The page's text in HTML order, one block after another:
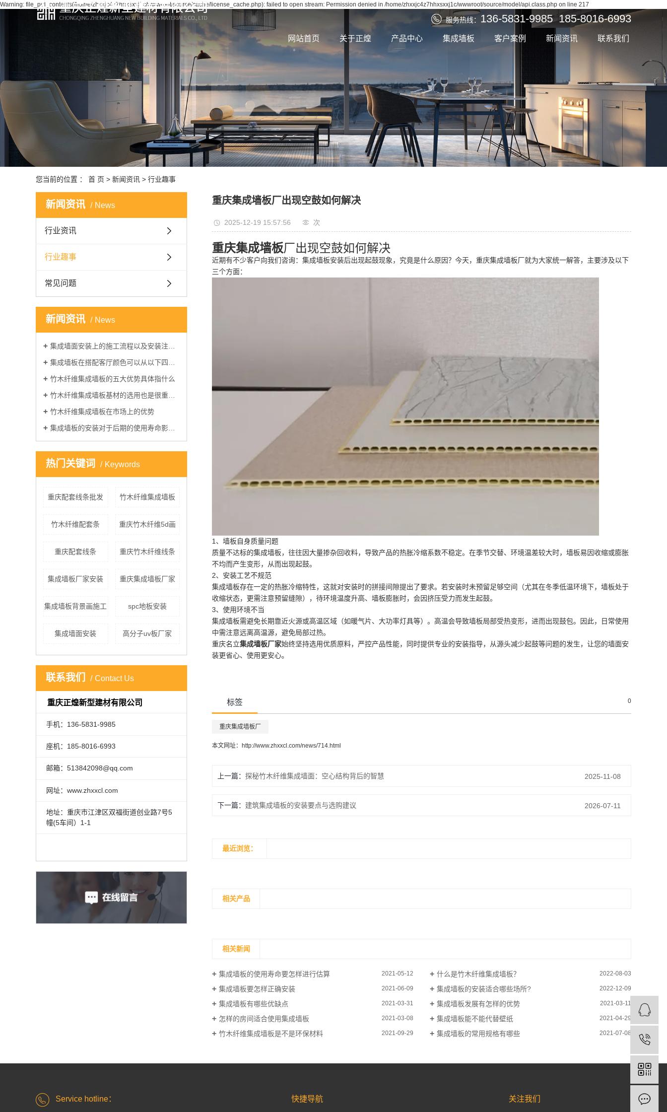
Warning: file_put_contents(/home/zhxxjc4z7hhxsxxj1c/wwwroot/source/cache/license_cache.php): failed to open stream: Permission denied in /home/zhxxjc4z7hhxsxxj1c/wwwroot/source/model/api.class.php on line 217
服务热线： 136-5831-9985 185-8016-6993
网站首页 关于正煌 产品中心 集成墙板 客户案例 新闻资讯 联系我们
您当前的位置 ： 首 页 > 新闻资讯 > 行业趣事
新闻资讯 News
行业资讯
行业趣事
常见问题
新闻资讯 News
集成墙面安装上的施工流程以及安装注意事项
集成墙板在搭配客厅颜色可以从以下四点注意
竹木纤维集成墙板的五大优势具体指什么
竹木纤维集成墙板基材的选用也是很重要的，今天来看一下
竹木纤维集成墙板在市场上的优势
集成墙板的安装对于后期的使用寿命影响不小，那么该如何正确安装呢？
热门关键词 Keywords
重庆配套线条批发 竹木纤维集成墙板
竹木纤维配套条 重庆竹木纤维5d画
重庆配套线条 重庆竹木纤维线条
集成墙板厂家安装 重庆集成墙板厂家
集成墙板背景画施工 spc地板安装
集成墙面安装 高分子uv板厂家
联系我们 Contact Us
重庆正煌新型建材有限公司
手机：136-5831-9985
座机：185-8016-6993
邮箱：513842098@qq.com
网址： www.zhxxcl.com
地址：重庆市江津区双福街道创业路7号5
幢(5车间）1-1
重庆集成墙板厂出现空鼓如何解决
2025-12-19 15:57:56 次
重庆集成墙板厂出现空鼓如何解决
近期有不少客户向我们咨询：集成墙板安装后出现起鼓现象，究竟是什么原因？今天，重庆集成墙板厂就为大家统一解答，主要涉及以下
三个方面：
1、墙板自身质量问题
质量不达标的集成墙板，往往因大量掺杂回收料，导致产品的热胀冷缩系数不稳定。在季节交替、环境温差较大时，墙板易因收缩或膨胀
不均而产生变形，从而出现起鼓。
2、安装工艺不规范
集成墙板存在一定的热胀冷缩特性，这就对安装时的拼接间隙提出了要求。若安装时未预留足够空间（尤其在冬季低温环境下，墙板处于
收缩状态，更需注意预留缝隙），待环境温度升高、墙板膨胀时，会因挤压受力而发生起鼓。
3、使用环境不当
集成墙板需避免长期靠近火源或高温区域（如暖气片、大功率灯具等）。高温会导致墙板局部受热变形，进而出现鼓包。因此，日常使用
中需注意远离高温源，避免局部过热。
重庆名立集成墙板厂家始终坚持选用优质原料，严控产品性能，同时提供专业的安装指导，从源头减少起鼓等问题的发生，让您的墙面安
装更省心、使用更安心。
标签 0
重庆集成墙板厂
本文网址： http://www.zhxxcl.com/news/714.html
上一篇： 探秘竹木纤维集成墙面：空心结构背后的智慧 2025-11-08
下一篇： 建筑集成墙板的安装要点与选购建议 2026-07-11
最近浏览：
相关产品
相关新闻
集成墙板的使用寿命要怎样进行估算 2021-05-12 什么是竹木纤维集成墙板？ 2022-08-03
集成墙板要怎样正确安装 2021-06-09 集成墙板的安装适合哪些场所? 2022-12-09
集成墙板有哪些优缺点 2021-03-31 集成墙板发展有怎样的优势 2021-03-11
怎样的房间适合使用集成墙板 2021-03-08 集成墙板能不能代替壁纸 2021-04-29
竹木纤维集成墙板是不是环保材料 2021-09-29 集成墙板的常用规格有哪些 2021-07-08
Service hotline： 快捷导航 关注我们